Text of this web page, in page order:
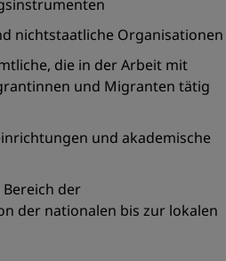
nichtstaatliche Organisationen
die in der Arbeit mit
und Migranten tätig
und akademische
der
der nationalen bis zur lokalen